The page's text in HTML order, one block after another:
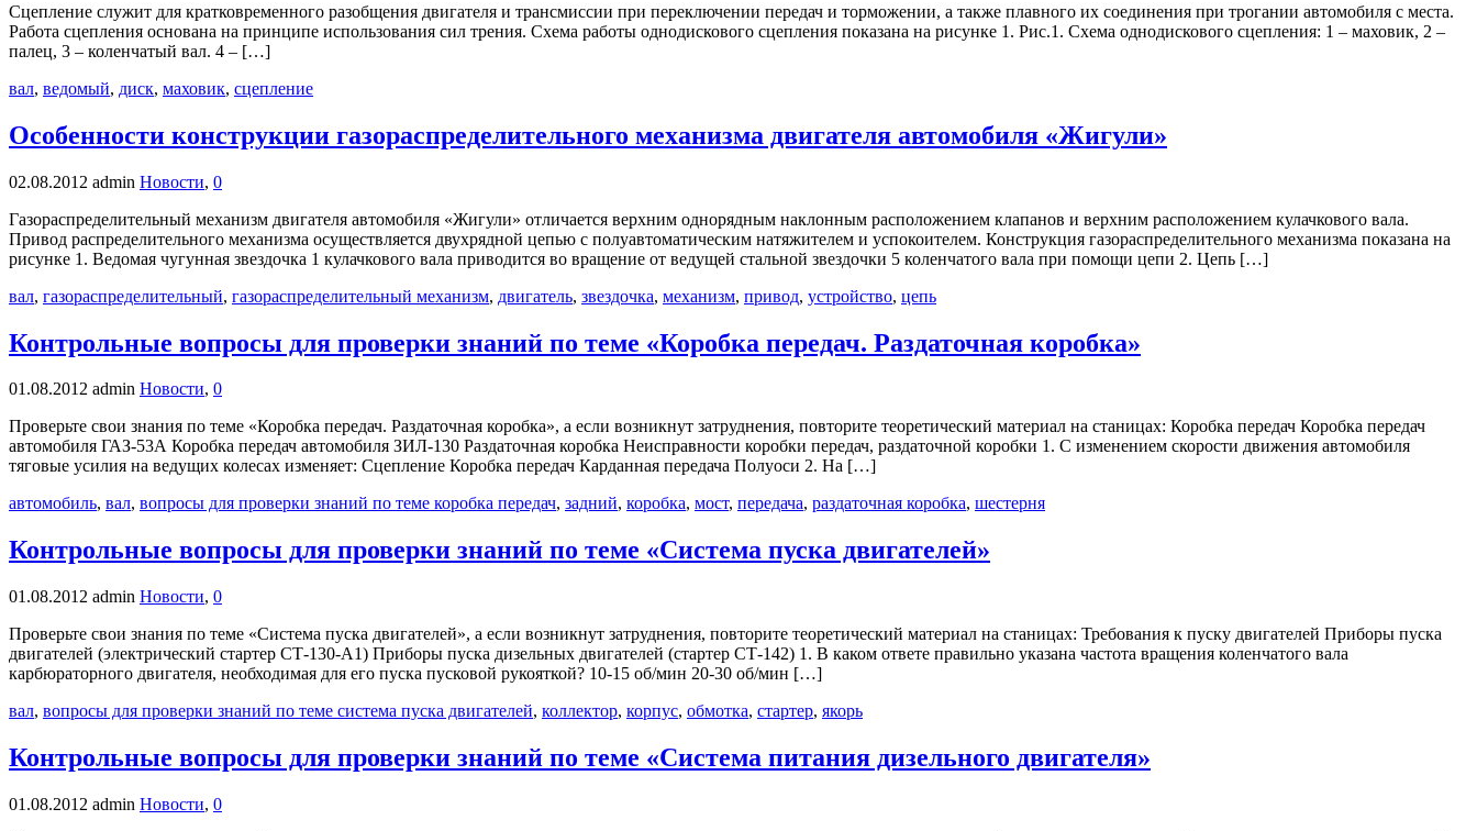
Сцепление служит для кратковременного разобщения двигателя и трансмиссии при переключении передач и торможении, а также плавного их соединения при трогании автомобиля с места.
Работа сцепления основана на принципе использования сил трения. Схема работы однодискового сцепления показана на рисунке 1. Рис.1. Схема однодискового сцепления: 1 – маховик, 2 –
палец, 3 – коленчатый вал. 4 – […]
вал, ведомый, диск, маховик, сцепление
Особенности конструкции газораспределительного механизма двигателя автомобиля «Жигули»
02.08.2012 admin Новости, 0
Газораспределительный механизм двигателя автомобиля «Жигули» отличается верхним однорядным наклонным расположением клапанов и верхним расположением кулачкового вала.
Привод распределительного механизма осуществляется двухрядной цепью с полуавтоматическим натяжителем и успокоителем. Конструкция газораспределительного механизма показана на
рисунке 1. Ведомая чугунная звездочка 1 кулачкового вала приводится во вращение от ведущей стальной звездочки 5 коленчатого вала при помощи цепи 2. Цепь […]
вал, газораспределительный, газораспределительный механизм, двигатель, звездочка, механизм, привод, устройство, цепь
Контрольные вопросы для проверки знаний по теме «Коробка передач. Раздаточная коробка»
01.08.2012 admin Новости, 0
Проверьте свои знания по теме «Коробка передач. Раздаточная коробка», а если возникнут затруднения, повторите теоретический материал на станицах: Коробка передач Коробка передач
автомобиля ГАЗ-53А Коробка передач автомобиля ЗИЛ-130 Раздаточная коробка Неисправности коробки передач, раздаточной коробки 1. С изменением скорости движения автомобиля
тяговые усилия на ведущих колесах изменяет: Сцепление Коробка передач Карданная передача Полуоси 2. На […]
автомобиль, вал, вопросы для проверки знаний по теме коробка передач, задний, коробка, мост, передача, раздаточная коробка, шестерня
Контрольные вопросы для проверки знаний по теме «Система пуска двигателей»
01.08.2012 admin Новости, 0
Проверьте свои знания по теме «Система пуска двигателей», а если возникнут затруднения, повторите теоретический материал на станицах: Требования к пуску двигателей Приборы пуска
двигателей (электрический стартер СТ-130-А1) Приборы пуска дизельных двигателей (стартер СТ-142) 1. В каком ответе правильно указана частота вращения коленчатого вала
карбюраторного двигателя, необходимая для его пуска пусковой рукояткой? 10-15 об/мин 20-30 об/мин […]
вал, вопросы для проверки знаний по теме система пуска двигателей, коллектор, корпус, обмотка, стартер, якорь
Контрольные вопросы для проверки знаний по теме «Система питания дизельного двигателя»
01.08.2012 admin Новости, 0